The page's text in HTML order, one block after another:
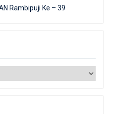
Rambipuji Ke – 39